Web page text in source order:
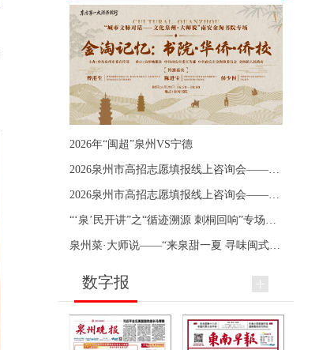
2026年“闽超”泉州VS宁德
数字报